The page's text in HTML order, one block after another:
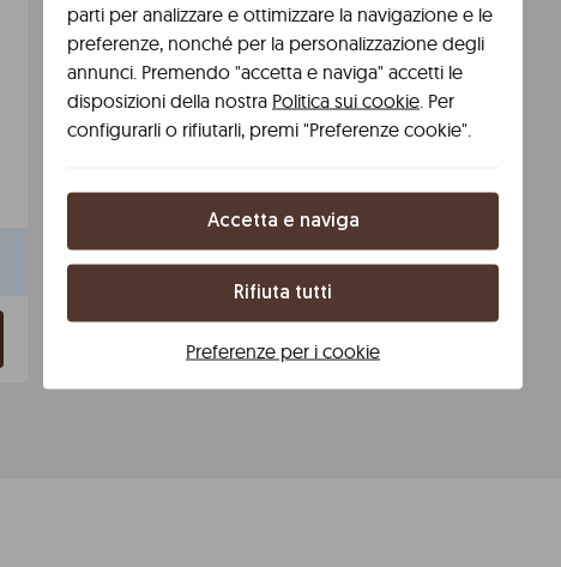
Appartamento con 3 camere da
letto e terrazza a Valencia Jardín
Botánico
3 camere da letto
Max. 8 persone
2bagni
Terrazza
divano letto
Tutti i servizi
Seleziona le date per vedere prezzi e
parti per analizzare e ottimizzare la navigazione e le
preferenze, nonché per la personalizzazione degli
annunci. Premendo "accetta e naviga" accetti le
disposizioni della nostra Politica sui cookie . Per
configurarli o rifiutarli, premi "Preferenze cookie".
Accetta e naviga
Rifiuta tutti
Preferenze per i cookie